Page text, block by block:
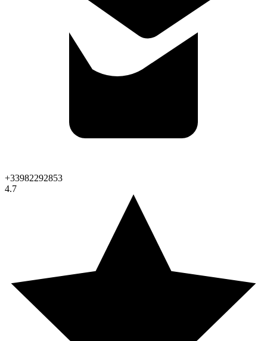
+33982292853
4.7